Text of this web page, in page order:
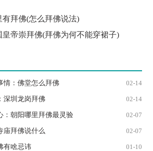
有拜佛(怎么拜佛说法)
皇帝崇拜佛(拜佛为何不能穿裙子)
02-14
情：佛堂怎么拜佛
02-14
深圳龙岗拜佛
02-07
：朝阳哪里拜佛最灵验
02-07
庙拜佛说什么
01-10
有啥忌讳